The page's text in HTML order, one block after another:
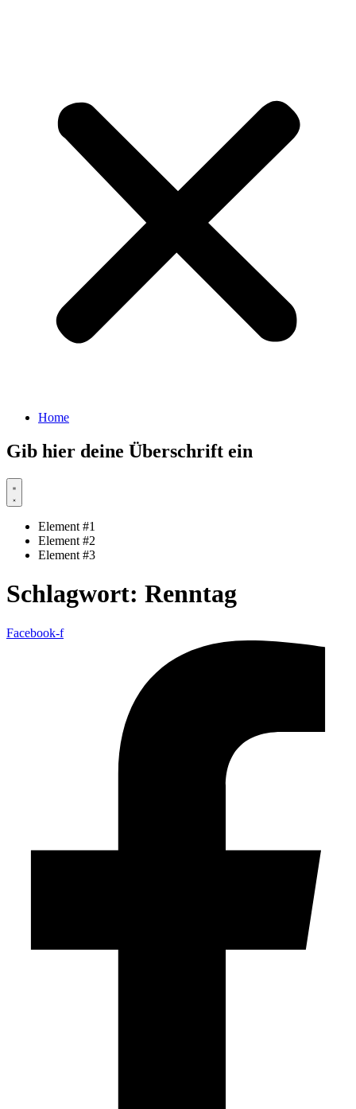
Home
Gib hier deine Überschrift ein
Element #1
Element #2
Element #3
Schlagwort: Renntag
Facebook-f